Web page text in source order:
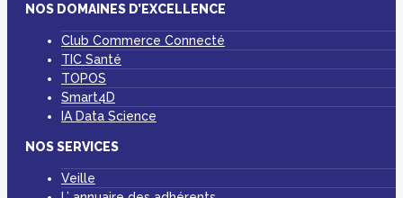
NOS DOMAINES D’EXCELLENCE
Club Commerce Connecté
TIC Santé
TOPOS
Smart4D
IA Data Science
NOS SERVICES
Veille